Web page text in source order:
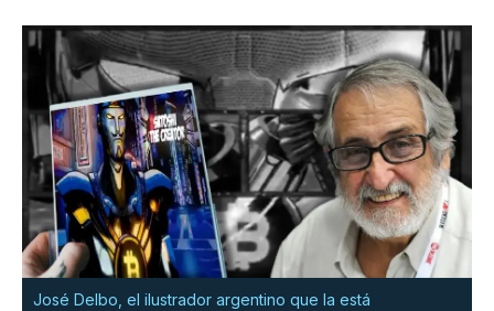
José Delbo, el ilustrador argentino que la está